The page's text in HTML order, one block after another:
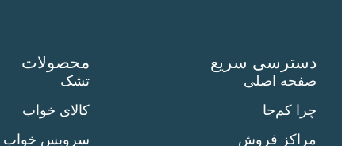
دسترسی سریع
صفحه اصلی
چرا کم‌جا
مراکز فروش
محصولات
تشک
کالای خواب
سرویس خواب